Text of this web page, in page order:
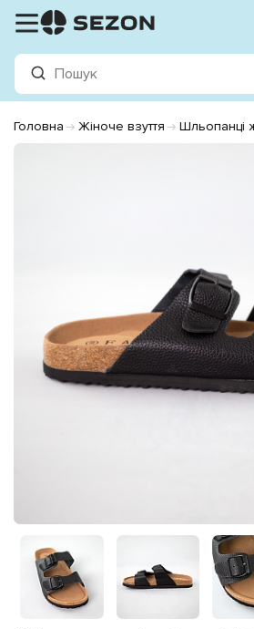
Головна Жіноче взуття Шльопанці